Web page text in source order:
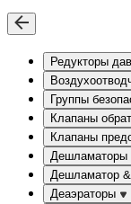
Редукторы
Группы
Клапаны
Клапаны
Дешламаторы
Дешламатор
Деаэраторы